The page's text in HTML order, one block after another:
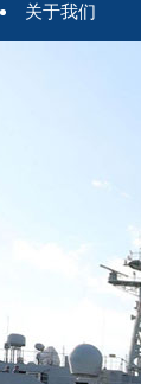
关于我们